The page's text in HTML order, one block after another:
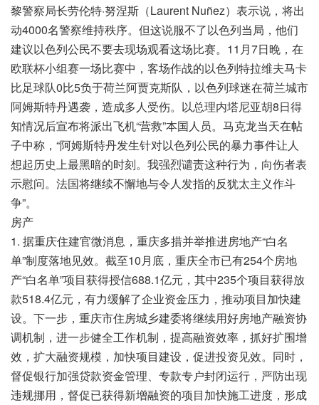
黎警察局长劳伦特·努涅斯（Laurent Nuñez）表示说，将出
动4000名警察维持秩序。但这说服不了以色列当局，他们
建议以色列公民不要去现场观看这场比赛。11月7日晚，在
欧联杯小组赛一场比赛中，客场作战的以色列特拉维夫马卡
比足球队0比5负于荷兰阿贾克斯队，以色列球迷在荷兰城市
阿姆斯特丹遇袭，造成多人受伤。以总理内塔尼亚胡8日得
知情况后宣布将派出飞机“营救”本国人员。马克龙当天在帖
子中称，“阿姆斯特丹发生针对以色列公民的暴力事件让人
想起历史上最黑暗的时刻。我强烈谴责这种行为，向伤者表
示慰问。法国将继续不懈地与令人发指的反犹太主义作斗
争”。
房产
1. 据重庆住建官微消息，重庆多措并举推进房地产“白名
单”制度落地见效。截至10月底，重庆全市已有254个房地
产“白名单”项目获得授信688.1亿元，其中235个项目获得放
款518.4亿元，有力缓解了企业资金压力，推动项目加快建
设。下一步，重庆市住房城乡建委将继续用好房地产融资协
调机制，进一步健全工作机制，提高融资效率，抓好扩围增
效，扩大融资规模，加快项目建设，促进投资见效。同时，
督促银行加强贷款资金管理、专款专户封闭运行，严防出现
违规挪用，督促已获得新增融资的项目加快施工进度，形成